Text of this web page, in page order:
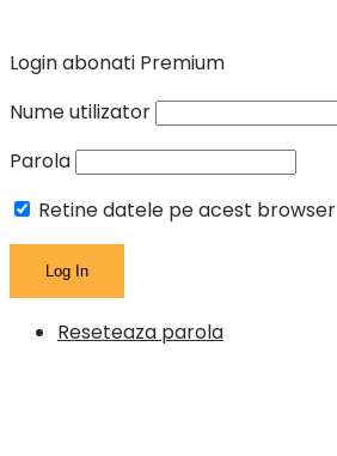
Login abonati Premium
Nume utilizator
Parola
Retine datele pe acest browser
Reseteaza parola